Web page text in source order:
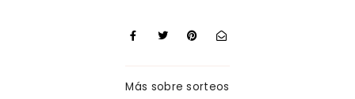
Más sobresorteos